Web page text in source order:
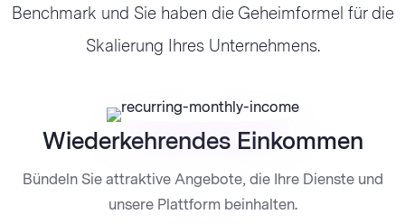
Benchmark und Sie haben die Geheimformel für die
Skalierung Ihres Unternehmens.
Wiederkehrendes Einkommen
Bündeln Sie attraktive Angebote, die Ihre Dienste und
unsere Plattform beinhalten.